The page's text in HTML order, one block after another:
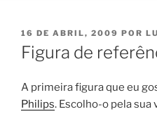
PUBLICADO
EM
16 DE ABRIL, 2009 POR
Figura de
A primeira figura que eu
Philips. Escolho-o pela sua